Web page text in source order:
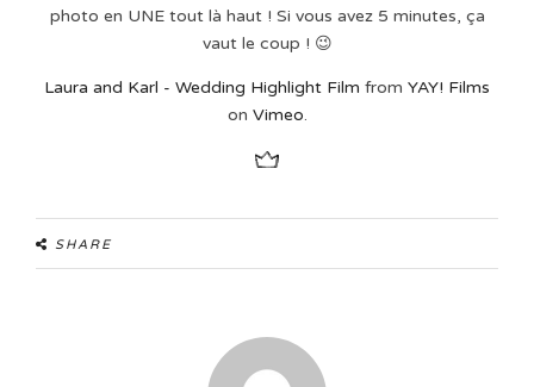
photo en UNE tout là haut ! Si vous avez 5 minutes, ça
vaut le coup ! 😉
Laura and Karl - Wedding Highlight Film from YAY! Films
on Vimeo.
SHARE